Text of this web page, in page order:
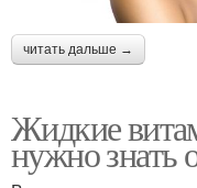
читать дальше →
Жидкие
нужно знать